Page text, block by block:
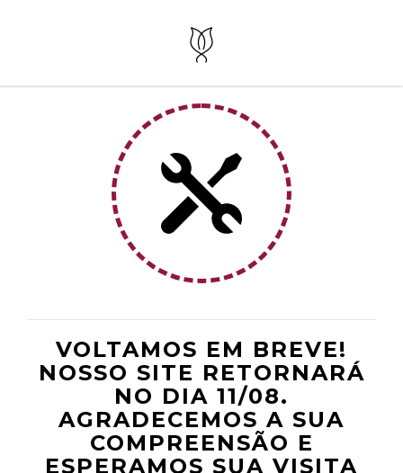
VOLTAMOS EM BREVE!
NOSSO SITE RETORNARÁ
NO DIA 11/08.
AGRADECEMOS A SUA
COMPREENSÃO E
ESPERAMOS SUA VISITA